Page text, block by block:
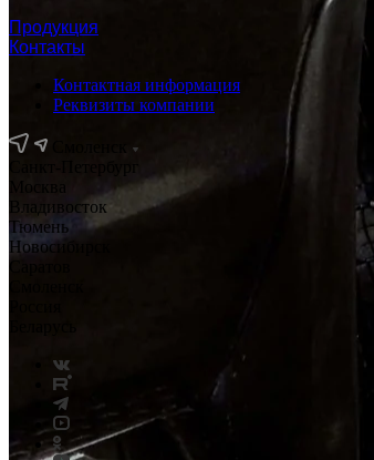
Продукция
Контакты
Контактная информация
Реквизиты компании
Владивосток
Тюмень
Новосибирск